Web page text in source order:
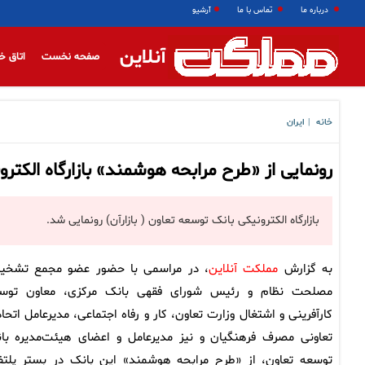
درباره ما تماس با ما آرشیو
آنلاین صفحه نخست اتاق
خانه ایران
رونمایی از «طرح مرابحه هوشمند» بازارگاه
بازارگاه الکترونیکی بانک توسعه تعاون ( بازارآن) رونمایی شد.
به گزارش مملکت آنلاین، در مراسمی با حضور عضو مجمع
مصلحت نظام و رئیس شورای فقهی بانک مرکزی، معاون
کارآفرینی و اشتغال وزارت تعاون، کار و رفاه اجتماعی، مدیرعامل
تعاونی مصرف فرهنگیان و نیز مدیرعامل و اعضای هیئت‌مدیره
توسعه تعاون، از «طرح مرابحه هوشمند» این بانک در بستر